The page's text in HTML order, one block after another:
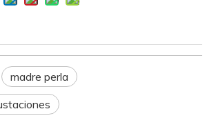
madre perla